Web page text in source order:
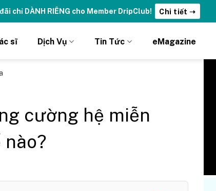
chỉ DÀNH RIÊNG cho Member DripClub! Chi tiết ➝
sĩ Dịch Vụ Tin Tức eMagazine
cường hệ miễn